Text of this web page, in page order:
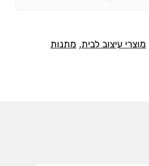
מוצרי עיצוב לבית, מתנות